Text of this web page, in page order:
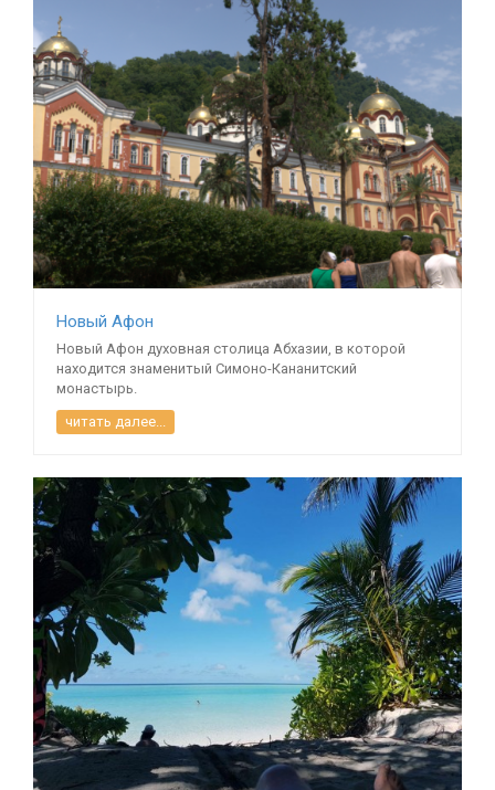
Новый Афон
Новый Афон духовная столица Абхазии, в которой
находится знаменитый Симоно-Кананитский
монастырь.
читать далее...